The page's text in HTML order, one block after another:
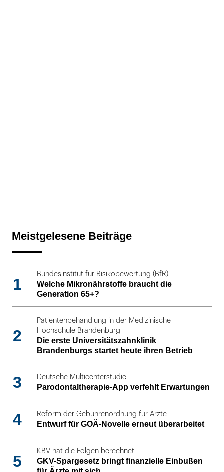
Meistgelesene Beiträge
1
Bundesinstitut für Risikobewertung (BfR)
Welche Mikronährstoffe braucht die
Generation 65+?
2
Patientenbehandlung in der Medizinische
Hochschule Brandenburg
Die erste Universitätszahnklinik
Brandenburgs startet heute ihren Betrieb
3 Deutsche Multicenterstudie
Parodontaltherapie-App verfehlt Erwartungen
4 Reform der Gebührenordnung für Ärzte
Entwurf für GOÄ-Novelle erneut überarbeitet
5
KBV hat die Folgen berechnet
GKV-Spargesetz bringt finanzielle Einbußen